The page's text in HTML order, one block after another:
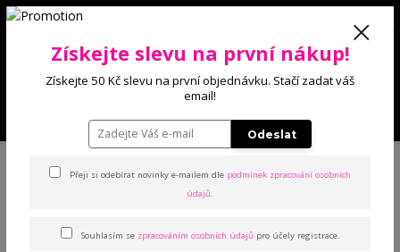
0 Kč
Monika tmavá noční košile
Získejte slevu na první nákup!
Získejte 50 Kč slevu na první objednávku. Stačí zadat váš
email!
Odeslat
Přeji si odebírat novinky e-mailem dle podmínek zpracování osobních
údajů.
Souhlasím se zpracováním osobních údajů pro účely registrace.